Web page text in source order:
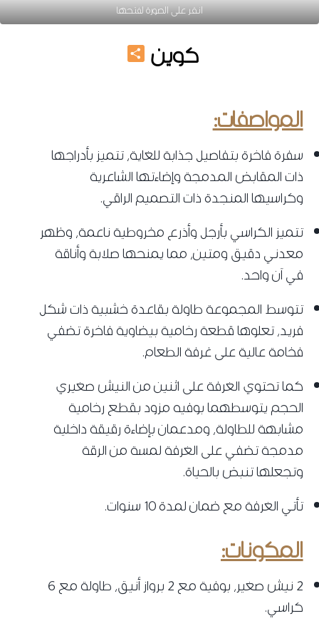
انقر على الصورة لفتحها
كوين Share
المواصفات:
سفرة فاخرة بتفاصيل جذابة للغاية، تتميز بأدراجها
ذات المقابض المدمجة وإضاءتها الشاعرية
وكراسيها المنجدة ذات التصميم الراقي.
تتميز الكراسي بأرجل وأذرع مخروطية ناعمة، وظهر
معدني دقيق ومتين، مما يمنحها صلابة وأناقة
في آن واحد.
تتوسط المجموعة طاولة بقاعدة خشبية ذات شكل
فريد، تعلوها قطعة رخامية بيضاوية فاخرة تضفي
فخامة عالية على غرفة الطعام.
كما تحتوي الغرفة على اثنين من النيش صغيري
الحجم يتوسطهما بوفيه مزود بقطع رخامية
مشابهة للطاولة، ومدعمان بإضاءة رقيقة داخلية
مدمجة تضفي على الغرفة لمسة من الرقة
وتجعلها تنبض بالحياة.
تأتي الغرفة مع ضمان لمدة 10 سنوات.
المكونات:
2 نيش صغير، بوفية مع 2 برواز أنيق، طاولة مع 6
كراسي.